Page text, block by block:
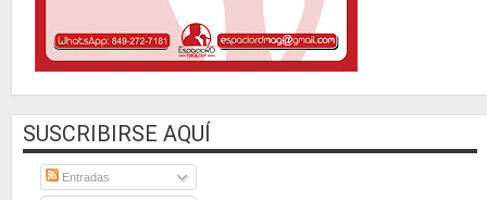
SUSCRIBIRSE AQUÍ
Entradas